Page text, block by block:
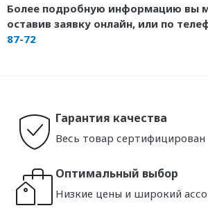
Более подробную информацию вы
оставив заявку онлайн, или по
87-72
Гарантия качества
Весь товар сертифицирован
Оптимальный выбор
Низкие цены и широкий